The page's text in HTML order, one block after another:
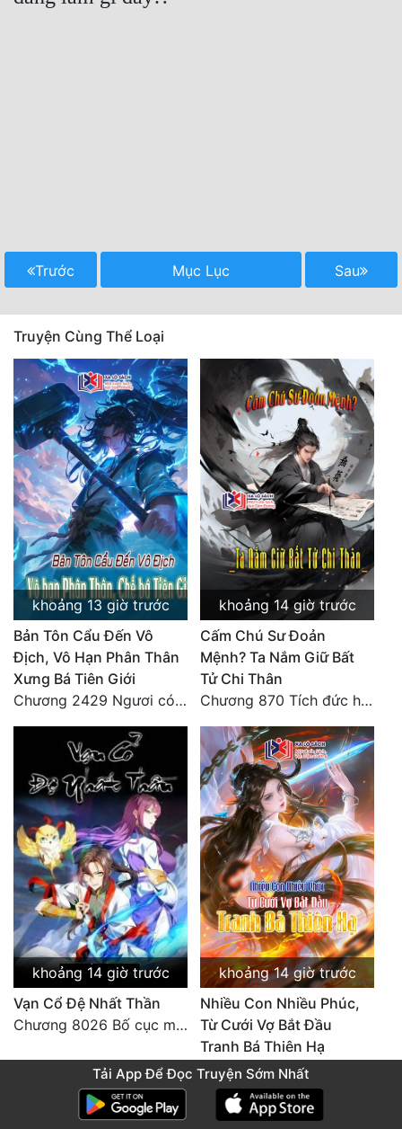
Trước Mục Lục Sau
Truyện Cùng Thể Loại
khoảng 13 giờ trước
Bản Tôn Cẩu Đến Vô
Địch, Vô Hạn Phân Thân
Xưng Bá Tiên Giới
Chương 2429 Ngươi có tuệ nhãn? Ta có...
khoảng 14 giờ trước
Cấm Chú Sư Đoản
Mệnh? Ta Nắm Giữ Bất
Tử Chi Thân
Chương 870 Tích đức hành thiện
khoảng 14 giờ trước
Vạn Cổ Đệ Nhất Thần
Chương 8026 Bố cục mới
khoảng 14 giờ trước
Nhiều Con Nhiều Phúc,
Từ Cưới Vợ Bắt Đầu
Tranh Bá Thiên Hạ
Tải App Để Đọc Truyện Sớm Nhất